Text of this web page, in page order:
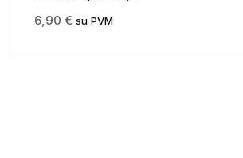
6,90 € su PVM